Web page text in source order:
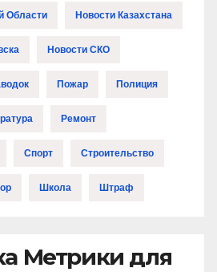
Области Новости Казахстана
Новости СКО
Пожар Полиция
Ремонт
Спорт Строительство
Школа Штраф
Метрики для